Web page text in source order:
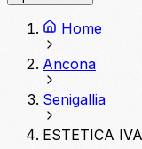
Home
Ancona
Senigallia
ESTETICA